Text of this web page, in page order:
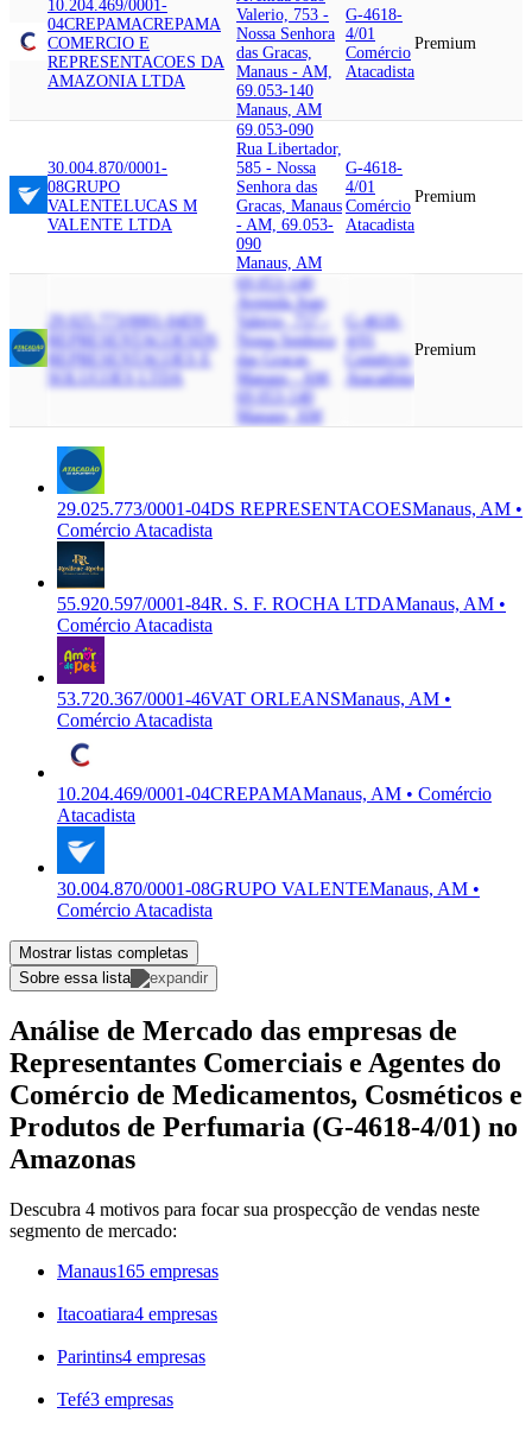
10.204.469/0001-
04CREPAMACREPAMA
COMERCIO E
REPRESENTACOES DA
AMAZONIA LTDA
Valerio, 753 -
Nossa Senhora
das Gracas,
Manaus - AM,
69.053-140
Manaus, AM
G-4618-
4/01
Comércio
Atacadista
Premium
30.004.870/0001-
08GRUPO
VALENTELUCAS M
VALENTE LTDA
69.053-090
Rua Libertador,
585 - Nossa
Senhora das
Gracas, Manaus
- AM, 69.053-
090
Manaus, AM
G-4618-
4/01
Comércio
Atacadista
Premium
29.025.773/0001-04DS
REPRESENTACOES
DS
REPRESENTACOES E
69.053-140
Avenida Joao
Valerio, 757 -
Nossa Senhora
das Gracas,
Manaus - AM,
69.053-140
Manaus, AM
G-4618-
4/01
Comércio
Atacadista
Premium
29.025.773/0001-04DS REPRESENTACOESManaus, AM •
Comércio Atacadista
55.920.597/0001-84R. S. F. ROCHA LTDAManaus, AM •
Comércio Atacadista
53.720.367/0001-46VAT ORLEANSManaus, AM •
Comércio Atacadista
10.204.469/0001-04CREPAMAManaus, AM • Comércio
Atacadista
30.004.870/0001-08GRUPO VALENTEManaus, AM •
Comércio Atacadista
Mostrar listas completas
Sobre essa lista
Análise de Mercado das empresas de
Representantes Comerciais e Agentes do
Comércio de Medicamentos, Cosméticos e
Produtos de Perfumaria (G-4618-4/01) no
Amazonas
Descubra 4 motivos para focar sua prospecção de vendas neste
segmento de mercado:
Manaus165 empresas
Itacoatiara4 empresas
Parintins4 empresas
Tefé3 empresas